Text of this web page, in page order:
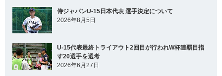
侍ジャパンU-15日本代表 選手決定について
2026年8月5日
U-15代表最終トライアウト2回目が行われW杯連覇目指
す20選手を選考
2026年6月27日